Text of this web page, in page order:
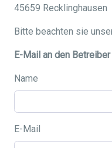
45659 Recklinghausen
Bitte beachten sie
E-Mail an den Betreiber
Name
E-Mail